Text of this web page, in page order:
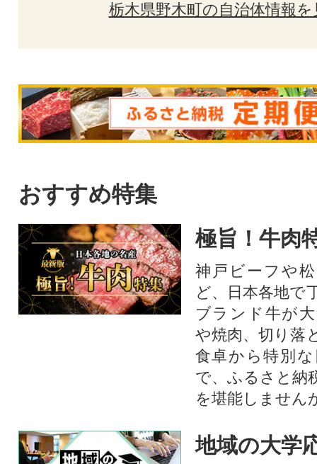
栃木県野木町の自治体情報を
おすすめ特集
極旨！牛肉
神戸ビーフや
ど、日本各地で
ブランド牛が
や焼肉、切り落
食卓から特別
で、ふるさと納
を堪能しません
地域の大学